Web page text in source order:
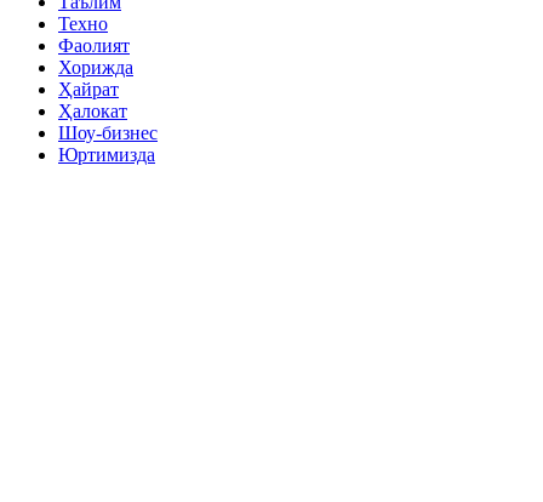
Техно
Фаолият
Хорижда
Ҳайрат
Ҳалокат
Шоу-бизнес
Юртимизда